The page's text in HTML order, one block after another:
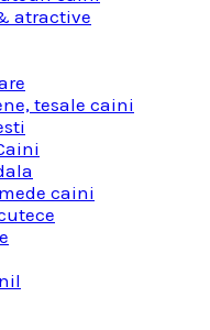
atractive
tesale caini
caini